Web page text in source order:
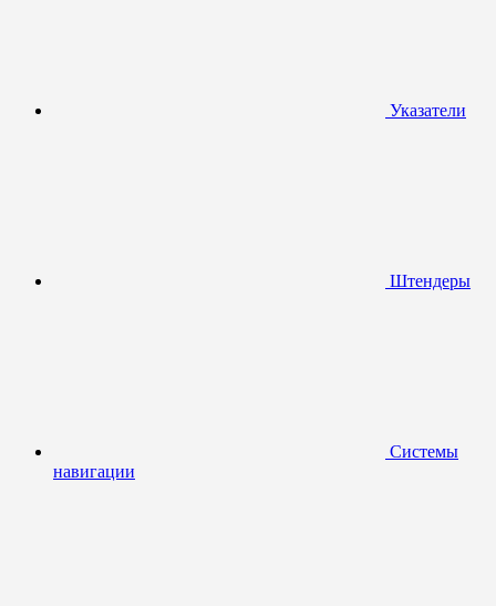
Указатели
Штендеры
Системы
навигации